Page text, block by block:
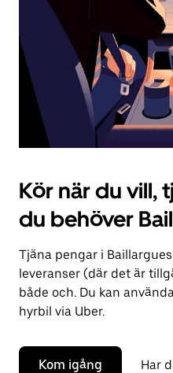
kalendern.
Kör när du vill,
du behöver
Tjäna pengar i
leveranser (där det är
både och. Du kan
hyrbil via Uber.
Kom igång Har